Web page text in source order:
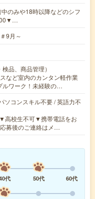
のみや18時以降などのシフ
9月～
品、商品管理）
など室内のカンタン軽作業
ルワーク！未経験の…
ソコンスキル不要 / 英語力不
校生不可▼携帯電話をお
募後のご連絡はメ…
代 50代
60代